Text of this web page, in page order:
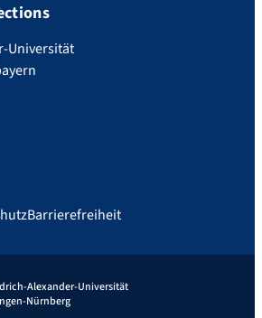
Universität
Barrierefreiheit
Alexander-Universität
Nürnberg